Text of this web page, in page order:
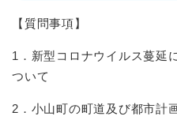
【質問事項】
1．新型コロナウイルス蔓延
ついて
2．小山町の町道及び都市計